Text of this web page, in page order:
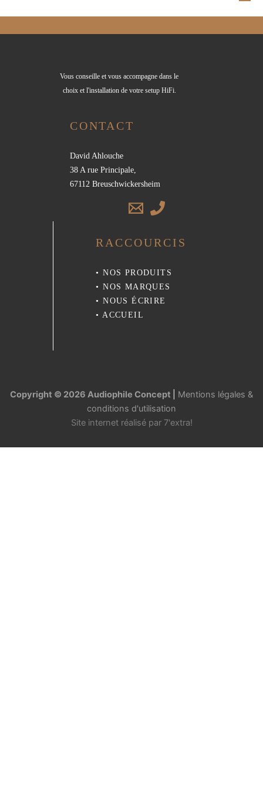
Vous conseille et vous accompagne dans le
choix et l'installation de votre setup HiFi.
CONTACT
David Ahlouche
38 A rue Principale,
67112 Breuschwickersheim
RACCOURCIS
•NOS PRODUITS
•NOS MARQUES
•NOUS ÉCRIRE
• ACCUEIL
Copyright © 2026 Audiophile Concept
Mentions légales &
conditions d'utilisation
Site internet réalisé par7'extra!